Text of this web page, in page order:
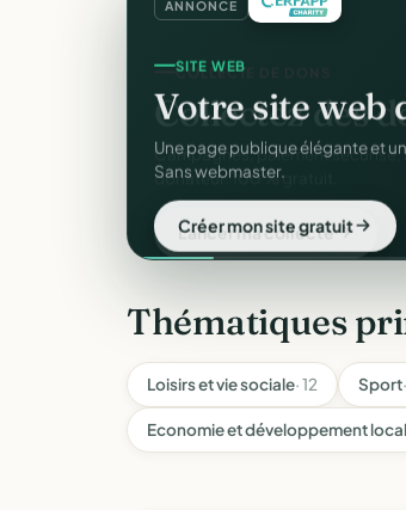
ANNONCE
SITE WEB
Votre site web
Une page publique élégante et
Sans webmaster.
Créer mon site gratuit
Thématiques
Loisirs et vie sociale· 12 Sport
Economie et développement local